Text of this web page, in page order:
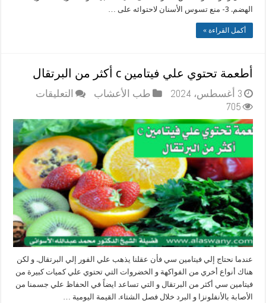
الهضم. 3- منع تسوس الأسنان لاحتوائه على …
أكمل القراءة »
أطعمة تحتوي علي فيتامين c أكثر من البرتقال
3 أغسطس، 2024 طب الأعشاب التعليقات
تحتوي
علي
فيتامين
c
أكثر
من
البرتقال
مغلقة
705
عندما نحتاج إلي فيتامين سي فأن عقلنا يذهب علي الفور إلي البرتقال. و لكن
هناك أنواع أخري من الفواكهة و الخضروات التي تحتوي علي كميات كبيرة من
فيتامين سي أكثر من البرتقال و التي تساعد ايضاً في الحفاظ علي جسمنا من
الأصابة بالأنفلونزا و البرد خلال فصل الشتاء. القيمة اليومية …